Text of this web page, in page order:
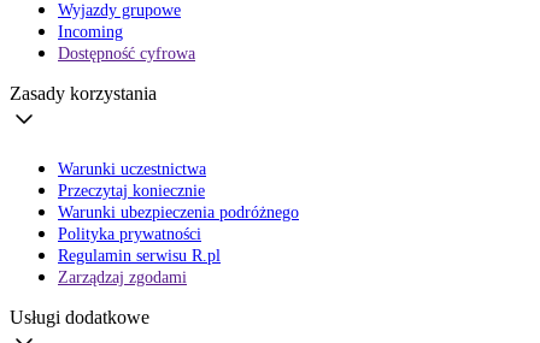
Wyjazdy grupowe
Incoming
Dostępność cyfrowa
Zasady korzystania
Warunki uczestnictwa
Przeczytaj koniecznie
Warunki ubezpieczenia podróżnego
Polityka prywatności
Regulamin serwisu R.pl
Zarządzaj zgodami
Usługi dodatkowe